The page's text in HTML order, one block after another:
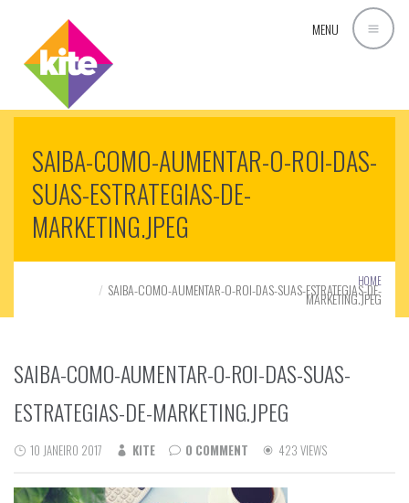
MENU
SAIBA-COMO-AUMENTAR-O-ROI-DAS-
SUAS-ESTRATEGIAS-DE-
MARKETING.JPEG
HOME
SAIBA-COMO-AUMENTAR-O-ROI-DAS-SUAS-ESTRATEGIAS-DE-
MARKETING.JPEG
SAIBA-COMO-AUMENTAR-O-ROI-DAS-SUAS-
ESTRATEGIAS-DE-MARKETING.JPEG
10 JANEIRO 2017 KITE 0 COMMENT 423 VIEWS